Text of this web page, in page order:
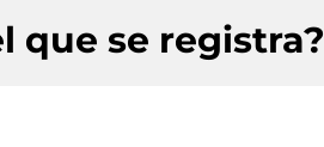
que se registra?